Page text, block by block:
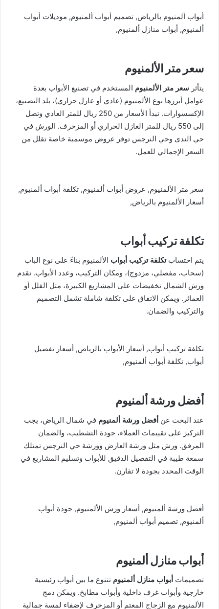
أبواب ألمنيوم بالرياض, تصميم أبواب ألمنيوم, موديلات أبواب
ألمنيوم, أبواب منازل ألمنيوم,
سعر متر الألمنيوم
يتأثر سعر متر الألمنيوم المستخدم في تصنيع الأبواب بعدة
عوامل أبرزها نوع الألمنيوم (عادي أو عازل حراري)، بلد التصنيع،
الإكسسوارات. تبدأ الأسعار من 250 ريال للمتر العادي وتصل
إلى 550 ريال للمتر العازل الحراري أو المزخرف. الورش في
حي الندى وحي النرجس توفر عروض موسمية خاصة تقلل من
السعر الإجمالي للعمل.
سعر متر الألمنيوم, عروض أبواب ألمنيوم, تكلفة أبواب ألمنيوم,
أسعار الألمنيوم بالرياض,
تكلفة تركيب أبواب
يتم احتسابتكلفة تركيب أبواب الألمنيوم بناءً على نوع الباب
(سحاب، مفصلي، مزدوج)، ومكان التركيب، وعدد الأبواب. تقدم
ورش الشمال تخفيضات على المشاريع الكبيرة، مثل الفلل أو
العمائر. ويمكن الاتفاق على تكلفة شاملة تشمل التصميم
والتركيب والضمان.
تكلفة تركيب أبواب, أسعار الأبواب بالرياض, أسعار تفصيل
أبواب, تكلفة أبواب ألمنيوم,
أفضل ورشة ألمنيوم
عند البحث عن أفضل ورشة ألمنيوم في شمال الرياض، يجب
التركيز على تقييمات العملاء، جودة التشطيب، والضمان
المرفق. ورش مثل ورشة العارض وورشة حي النرجس تمتلك
سمعة طيبة في التفصيل الدقيق للأبواب وتسليم المشاريع في
الوقت المحدد بجودة لا تقارن.
أفضل ورشة ألمنيوم, أسعار ورش الألمنيوم, جودة أبواب
ألمنيوم, تصميم أبواب ألمنيوم,
أبواب منازل ألمنيوم
تصميمات أبواب منازل ألمنيوم تتنوع ما بين أبواب رئيسية
خارجية وأبواب غرف داخلية وأبواب مطابخ. ويمكن دمج
الألمنيوم مع الزجاج المعتم أو المزخرف لإضفاء لمسة جمالية